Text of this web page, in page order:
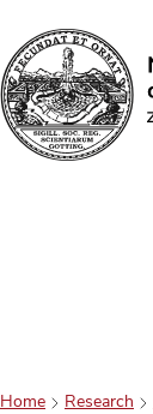
Search
Home Research